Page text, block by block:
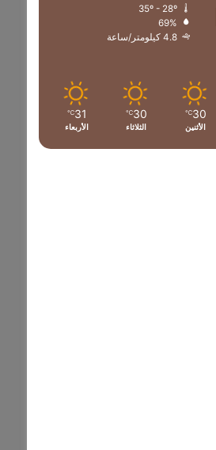
69%
4.8 كيلومتر/ساعة
30
℃
الأثنين
30
℃
الثلاثاء
31
℃
الأربعاء